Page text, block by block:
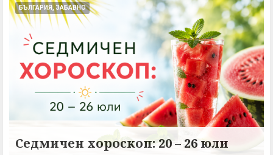
БЪЛГАРИЯ, ЗАБАВНО
Седмичен хороскоп: 20 – 26 юли